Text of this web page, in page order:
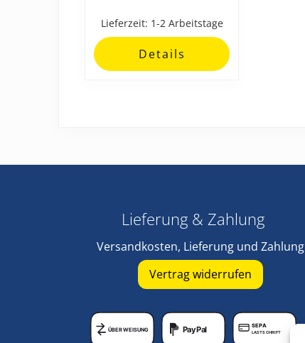
Lieferzeit: 1-2 Arbeitstage
Details
können
auf
der
Produktseite
Lieferung & Zahlung
Versandkosten, Lieferung und Zahlung
Vertrag widerrufen
ÜBERWEISUNG PayPal SEPA
LASTSCHRIFT